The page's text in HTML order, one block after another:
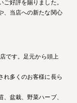
好評を賜りました。
、当店への新たな関心
です。足元から頭上
れ多くのお客様に長ら
盆栽、野菜ハーブ、